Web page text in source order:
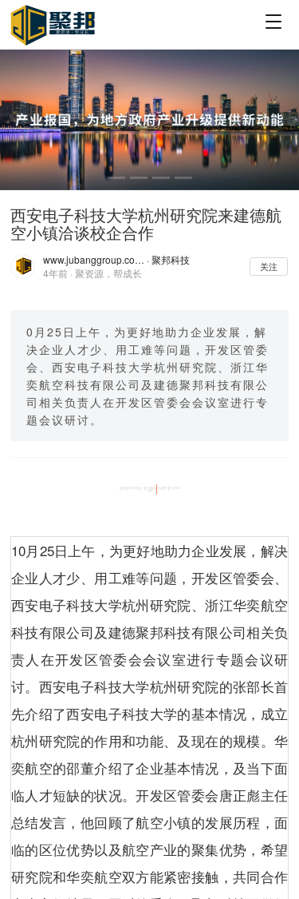
T
g
e
n
a
i
t
n
西安电子科技大学杭州研究院来建德航
空小镇洽谈校企合作
www.jubanggroup.com.cn · 聚邦科技
4年前 · 聚资源，帮成长
关注
0月25日上午，为更好地助力企业发展，解
决企业人才少、用工难等问题，开发区管委
会、西安电子科技大学杭州研究院、浙江华
奕航空科技有限公司及建德聚邦科技有限公
司相关负责人在开发区管委会会议室进行专
题会议研讨。
10月25日上午，为更好地助力企业发展，解决
企业人才少、用工难等问题，开发区管委会、
西安电子科技大学杭州研究院、浙江华奕航空
科技有限公司及建德聚邦科技有限公司相关负
责人在开发区管委会会议室进行专题会议研
讨。西安电子科技大学杭州研究院的张部长首
先介绍了西安电子科技大学的基本情况，成立
杭州研究院的作用和功能、及现在的规模。华
奕航空的邵董介绍了企业基本情况，及当下面
临人才短缺的状况。开发区管委会唐正彪主任
总结发言，他回顾了航空小镇的发展历程，面
临的区位优势以及航空产业的聚集优势，希望
研究院和华奕航空双方能紧密接触，共同合作